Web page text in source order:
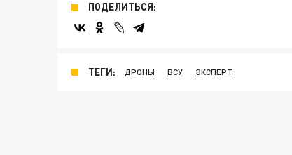
ПОДЕЛИТЬСЯ:
ТЕГИ: ДРОНЫ ВСУ ЭКСПЕРТ